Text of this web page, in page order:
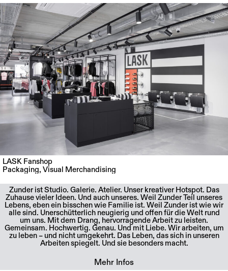
LASK Fanshop
Packaging, Visual Merchandising
Zunder ist Studio. Galerie. Atelier. Unser kreativer Hotspot. Das
Zuhause vieler Ideen. Und auch unseres. Weil Zunder Teil unseres
Lebens, eben ein bisschen wie Familie ist. Weil Zunder ist wie wir
alle sind. Unerschütterlich neugierig und offen für die Welt rund
um uns. Mit dem Drang, hervorragende Arbeit zu leisten.
Gemeinsam. Hochwertig. Genau. Und mit Liebe. Wir arbeiten, um
zu leben – und nicht umgekehrt. Das Leben, das sich in unseren
Arbeiten spiegelt. Und sie besonders macht.
Mehr Infos